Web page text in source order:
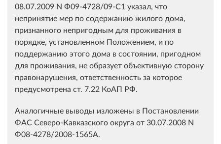
08.07.2009 N Ф09-4728/09-С1 указал, что
непринятие мер по содержанию жилого дома,
признанного непригодным для проживания в
порядке, установленном Положением, и по
поддержанию этого дома в состоянии, пригодном
для проживания, не образует объективную сторону
правонарушения, ответственность за которое
предусмотрена ст. 7.22 КоАП РФ.
Аналогичные выводы изложены в Постановлении
ФАС Северо-Кавказского округа от 30.07.2008 N
Ф08-4278/2008-1565А.